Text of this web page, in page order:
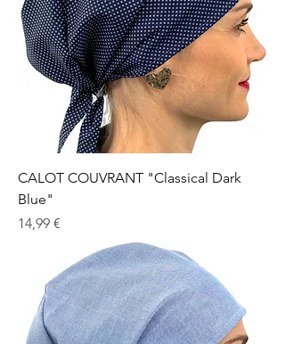
CALOT COUVRANT "Classical Dark
Blue"
Prix
14,99 €